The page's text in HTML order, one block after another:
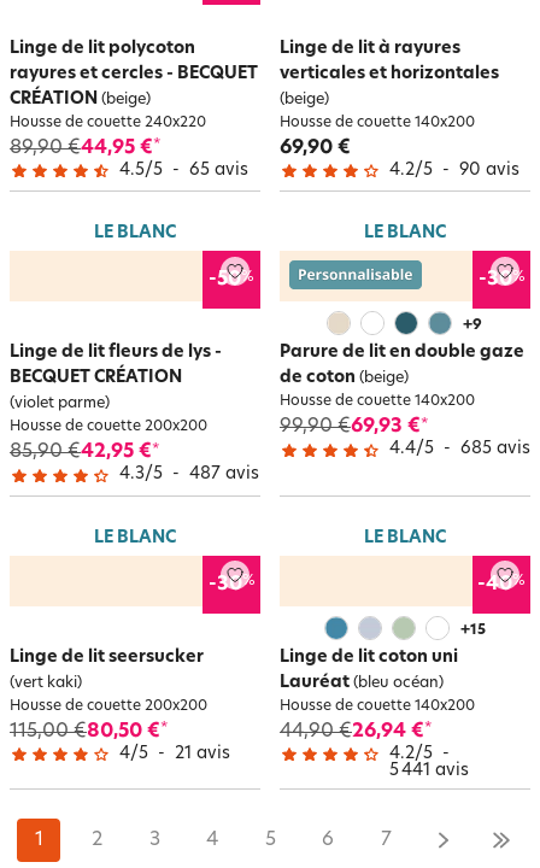
Linge de lit polycoton
rayures et cercles - BECQUET
CRÉATION (beige)
Housse de couette 240x220
89,90 €44,95 €*
4.5/5 - 65 avis
Linge de lit à rayures
verticales et horizontales
(beige)
Housse de couette 140x200
69,90 €
4.2/5 - 90 avis
LE BLANC
-50%
Linge de lit fleurs de lys -
BECQUET CRÉATION
(violet parme)
Housse de couette 200x200
85,90 €42,95 €*
4.3/5 - 487 avis
LE BLANC
-30%
+9
Parure de lit en double gaze
de coton (beige)
Housse de couette 140x200
99,90 €69,93 €*
4.4/5 - 685 avis
LE BLANC
-30%
Linge de lit seersucker
(vert kaki)
Housse de couette 200x200
115,00 €80,50 €*
4/5 - 21 avis
LE BLANC
-40%
+15
Linge de lit coton uni
Lauréat (bleu océan)
Housse de couette 140x200
44,90 €26,94 €*
4.2/5 -
5 441 avis
1 2 3 4 5 6 7